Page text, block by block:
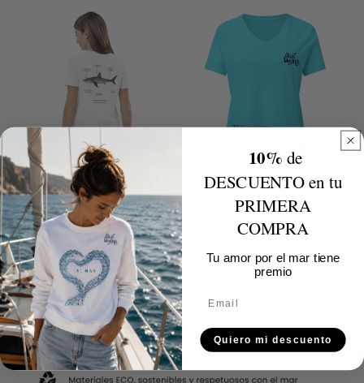
disponibledisponibledisponible
Kids camiseta tiburón blanco
Precio
habitual
€39,90 EUR
VarianteVariante
agotada
no
disponible
Cuello pico Tiburón Blanco
habitual
€42,00 EUR
10% de
DESCUENTO en tu
PRIMERA
COMPRA
Tu amor por el mar tiene
premio
Quiero mi descuento